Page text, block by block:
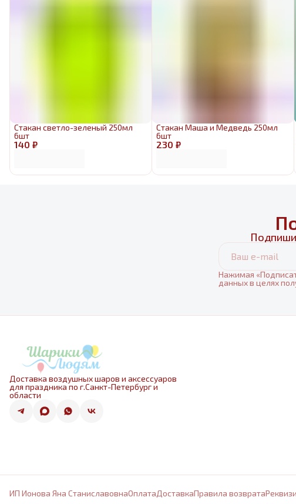
140 ₽
Стакан светло-зеленый 250мл
6шт
230 ₽
Стакан Маша и Медведь 250мл
6шт
Нажимая
данных в целях
Доставка воздушных шаров и аксессуаров
для праздника по г.Санкт-Петербург и
области
ИП Ионова Яна СтаниславовнаОплатаДоставкаПравила возврата